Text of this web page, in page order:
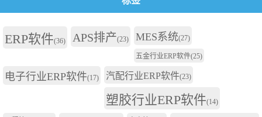
ERP软件(36) APS排产(23) MES系统(27)
五金行业ERP软件(25)
电子行业ERP软件(17) 汽配行业ERP软件(23)
塑胶行业ERP软件(14)